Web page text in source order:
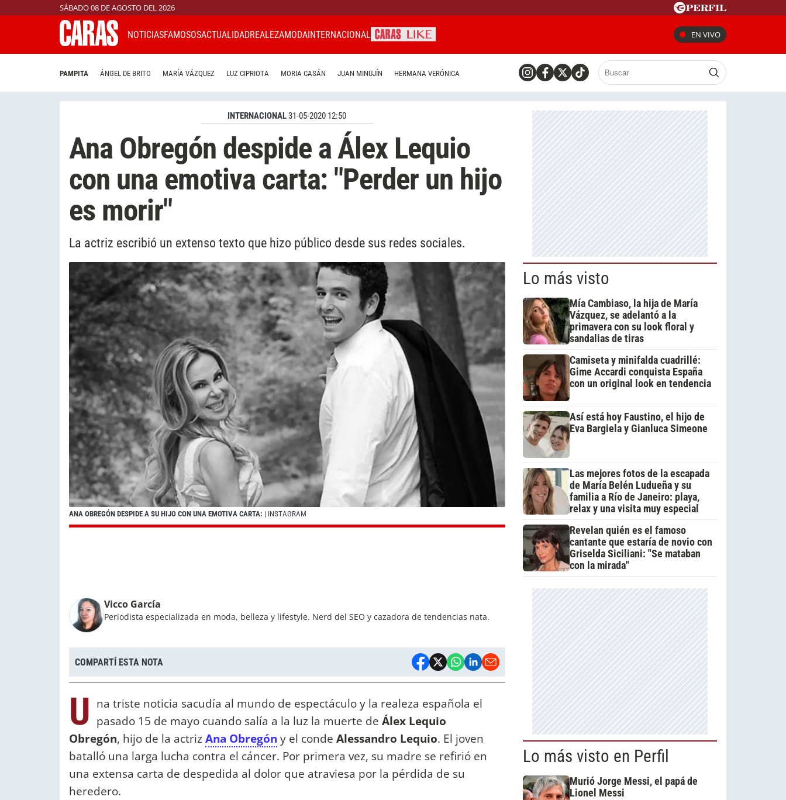
SÁBADO 08 DE AGOSTO DEL 2026
NOTICIASFAMOSOSACTUALIDADREALEZAMODAINTERNACIONAL EN VIVO
PAMPITA ÁNGEL DE BRITO MARÍA VÁZQUEZ LUZ CIPRIOTA MORIA CASÁN JUAN MINUJÍN HERMANA VERÓNICA
INTERNACIONAL31-05-2020 12:50
Ana Obregón despide a Álex Lequio
con una emotiva carta: "Perder un hijo
es morir"
La actriz escribió un extenso texto que hizo público desde sus redes sociales.
ANA OBREGÓN DESPIDE A SU HIJO CON UNA EMOTIVA CARTA: | INSTAGRAM
Vicco García
Periodista especializada en moda, belleza y lifestyle. Nerd del SEO y cazadora de tendencias nata.
COMPARTÍ ESTA NOTA
U na triste noticia sacudía al mundo de espectáculo y la realeza española el
pasado 15 de mayo cuando salía a la luz la muerte de Álex Lequio
Obregón, hijo de la actrizAna Obregón y el conde Alessandro Lequio. El joven
batalló una larga lucha contra el cáncer. Por primera vez, su madre se refirió en
una extensa carta de despedida al dolor que atraviesa por la pérdida de su
heredero.
Lo más visto
Mía Cambiaso, la hija de María
Vázquez, se adelantó a la
primavera con su look floral y
sandalias de tiras
Camiseta y minifalda cuadrillé:
Gime Accardi conquista España
con un original look en tendencia
Así está hoy Faustino, el hijo de
Eva Bargiela y Gianluca Simeone
Las mejores fotos de la escapada
de María Belén Ludueña y su
familia a Río de Janeiro: playa,
relax y una visita muy especial
Revelan quién es el famoso
cantante que estaría de novio con
Griselda Siciliani: "Se mataban
con la mirada"
Lo más visto en Perfil
Murió Jorge Messi, el papá de
Lionel Messi